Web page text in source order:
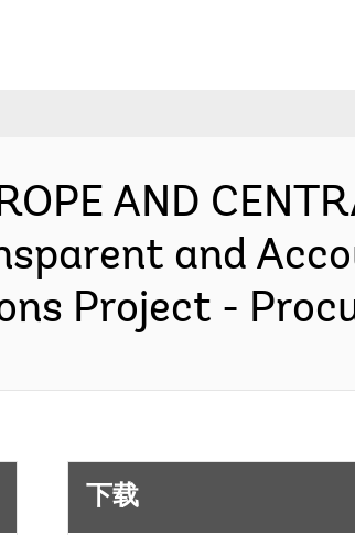
AND
and
Project -
下载